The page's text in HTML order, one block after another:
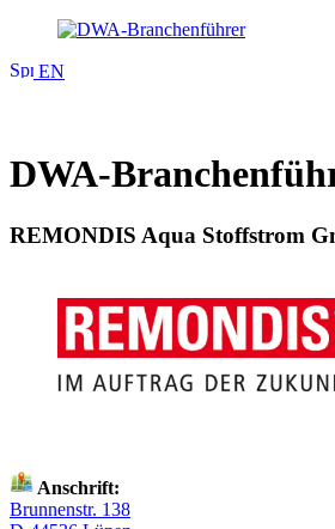
EN
DWA-
REMONDIS Aqua Stoffstrom
Anschrift:
Brunnenstr. 138